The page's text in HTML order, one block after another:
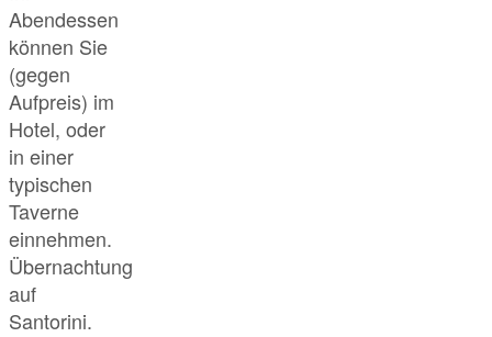
Abendessen
können Sie
(gegen
Aufpreis) im
Hotel, oder
in einer
typischen
Taverne
einnehmen.
Übernachtung
auf
Santorini.